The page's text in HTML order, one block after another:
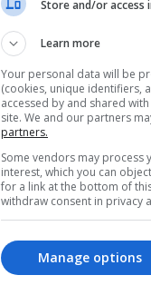
Store and/or access
Learn more
Your personal data will be
(cookies, unique identifiers,
accessed by and shared
site. We and our partners
partners.
Some vendors may
interest, which you can
for a link at the bottom of
withdraw consent in privacy
Manage options